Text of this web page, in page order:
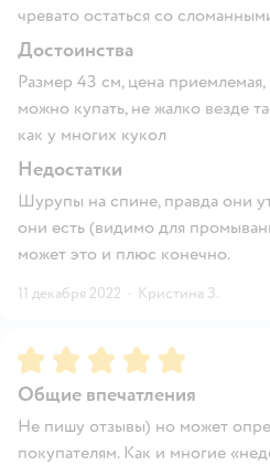
чревато остаться со
Достоинства
Размер 43 см, цена приемлемая,
можно купать, не жалко везде
как у многих кукол
Недостатки
Шурупы на спине, правда они
они есть (видимо для
может это и плюс конечно.
11 декабря 2022 · Кристина З.
Рейтинг:5
Общие впечатления
Не пишу отзывы) но может
покупателям. Как и многие